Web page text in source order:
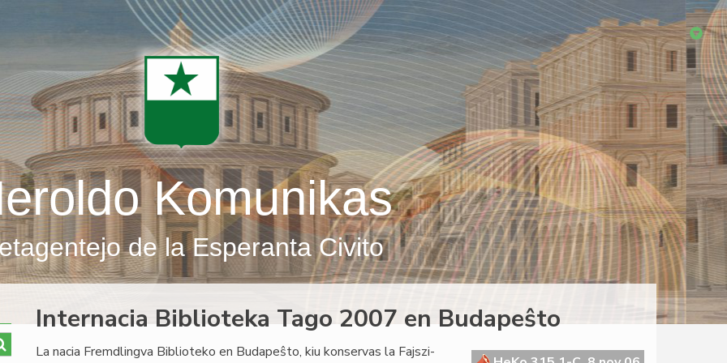
Komunikas
de la Esperanta Civito
Internacia Biblioteka Tago 2007 en Budapeŝto
La nacia Fremdlingva Biblioteko en Budapeŝto, kiu konservas la Fajszi-